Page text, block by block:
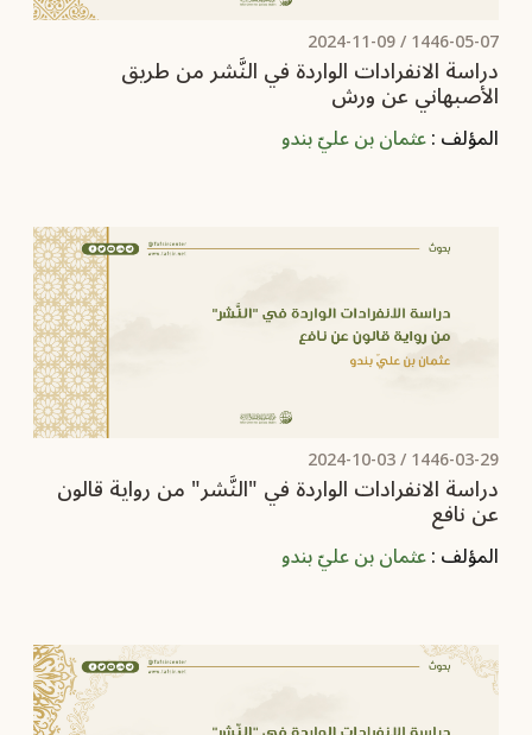
1446-05-07 /
2024-11-09
دراسة الانفرادات الواردة في النَّشر من طريق
الأصبهاني عن ورش
المؤلف :عثمان بن عليّ بندو
1446-03-29 /
2024-10-03
دراسة الانفرادات الواردة في "النَّشر" من رواية قالون
عن نافع
المؤلف :عثمان بن عليّ بندو